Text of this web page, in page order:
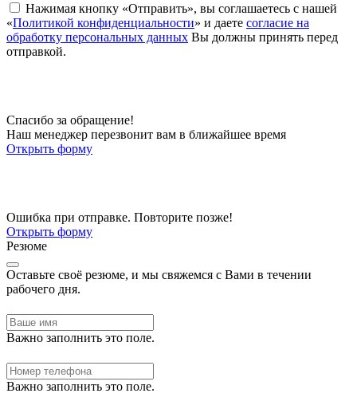
Нажимая кнопку «Отправить», вы соглашаетесь с нашей
«Политикой конфиденциальности» и даете согласие на
обработку персональных данных Вы должны принять перед
отправкой.
Спасибо за обращение!
Наш менеджер перезвонит вам в ближайшее время
Открыть форму
Ошибка при отправке. Повторите позже!
Открыть форму
Резюме
Оставьте своё резюме, и мы свяжемся с Вами в течении
рабочего дня.
Важно заполнить это поле.
Важно заполнить это поле.